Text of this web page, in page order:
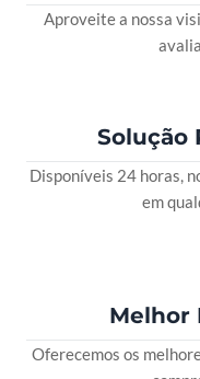
Aproveite a nossa
Solução
Disponíveis 24 horas,
em
Melhor
Oferecemos os